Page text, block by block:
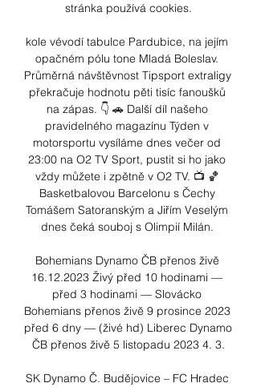
stránka používá cookies.
kole vévodí tabulce Pardubice, na jejím
opačném pólu tone Mladá Boleslav.
Průměrná návštěvnost Tipsport extraligy
překračuje hodnotu pěti tisíc fanoušků
na zápas. 👇 🚗 Další díl našeho
pravidelného magazínu Týden v
motorsportu vysíláme dnes večer od
23:00 na O2 TV Sport, pustit si ho jako
vždy můžete i zpětně v O2 TV. 📺 🏀
Basketbalovou Barcelonu s Čechy
Tomášem Satoranským a Jiřím Veselým
dnes čeká souboj s Olimpií Milán.
Bohemians Dynamo ČB přenos živě
16.12.2023 Živý před 10 hodinami —
před 3 hodinami — Slovácko
Bohemians přenos živě 9 prosince 2023
před 6 dny — (živé hd) Liberec Dynamo
ČB přenos živě 5 listopadu 2023 4. 3.
SK Dynamo Č. Budějovice – FC Hradec